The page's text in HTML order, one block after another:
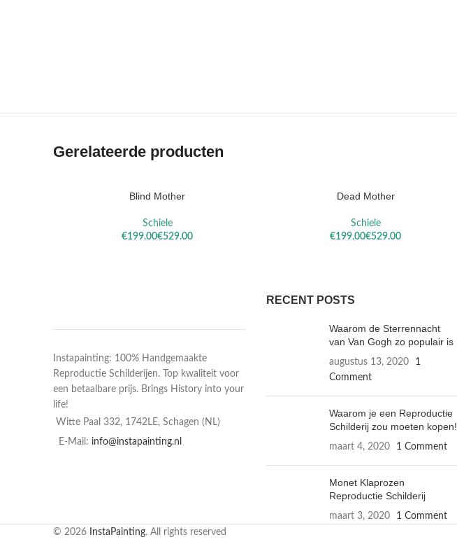
Gerelateerde producten
OPTIES SELECTERENBlind Mother
Schiele
€
€
OPTIES SELECTERENDead Mother
Schiele
€
€
Instapainting: 100% Handgemaakte
Reproductie Schilderijen. Top kwaliteit voor
een betaalbare prijs. Brings History into your
life!
Witte Paal 332, 1742LE, Schagen (NL)
E-Mail: info@instapainting.nl
RECENT POSTS
Waarom de Sterrennacht
van Van Gogh zo populair is
augustus 13, 2020
1
Comment
Waarom je een Reproductie
Schilderij zou moeten kopen!
maart 4, 2020 1 Comment
Monet Klaprozen
Reproductie Schilderij
maart 3, 2020 1 Comment
© 2026 InstaPainting. All rights reserved